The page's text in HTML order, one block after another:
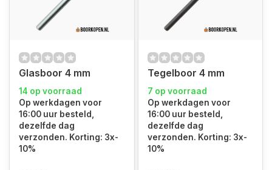
Glasboor 4 mm
14 op voorraad
Op werkdagen voor
16:00 uur besteld,
dezelfde dag
verzonden. Korting: 3x-
10%
Tegelboor 4 mm
7 op voorraad
Op werkdagen voor
16:00 uur besteld,
dezelfde dag
verzonden. Korting: 3x-
10%